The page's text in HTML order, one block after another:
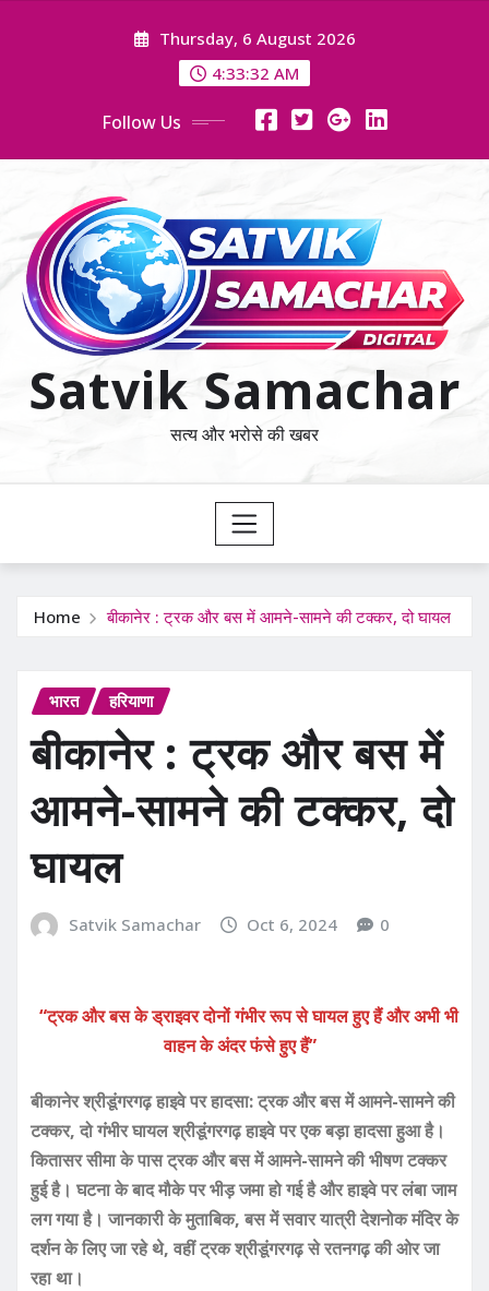
Thursday, 6 August 2026
4:33:34 AM
Follow Us
Satvik Samachar
सत्य और भरोसे की खबर
Home बीकानेर : ट्रक और बस में आमने-सामने की टक्कर, दो घायल
भारत हरियाणा
बीकानेर : ट्रक और बस में
आमने-सामने की टक्कर, दो
घायल
Satvik Samachar Oct 6, 2024 0
“ट्रक और बस के ड्राइवर दोनों गंभीर रूप से घायल हुए हैं और अभी भी
वाहन के अंदर फंसे हुए हैं”
बीकानेर श्रीडूंगरगढ़ हाइवे पर हादसा: ट्रक और बस में आमने-सामने की
टक्कर, दो गंभीर घायल श्रीडूंगरगढ़ हाइ‌वे पर एक बड़ा हादसा हुआ है।
कितासर सीमा के पास ट्रक और बस में आमने-सामने की भीषण टक्कर
हुई है। घटना के बाद मौके पर भीड़ जमा हो गई है और हाइवे पर लंबा जाम
लग गया है। जानकारी के मुताबिक, बस में सवार यात्री देशनोक मंदिर के
दर्शन के लिए जा रहे थे, वहीं ट्रक श्रीडूंगरगढ़ से रतनगढ़ की ओर जा
रहा था।